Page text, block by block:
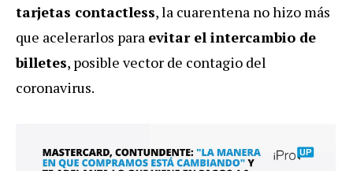
tarjetas contactless, la cuarentena no hizo más
que acelerarlos para evitar el intercambio de
billetes, posible vector de contagio del
coronavirus.